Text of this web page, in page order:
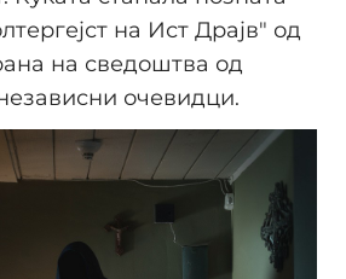
на Ист Драјв" од
на сведоштва од
очевидци.